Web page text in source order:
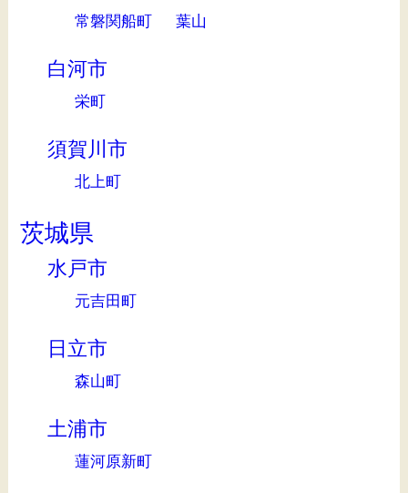
常磐関船町
葉山
白河市
栄町
須賀川市
北上町
茨城県
水戸市
元吉田町
日立市
森山町
土浦市
蓮河原新町